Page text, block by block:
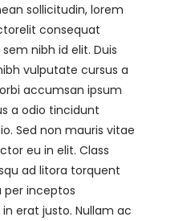
sollicitudin, lorem
consequat
nibh id elit. Duis
vulputate cursus a
accumsan ipsum
a odio tincidunt
Sed non mauris vitae
eu in elit. Class
ad litora torquent
per inceptos
erat justo. Nullam ac